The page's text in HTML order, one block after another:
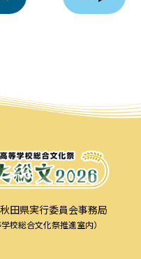
田県実行委員会事務局
校総合文化祭推進室内）